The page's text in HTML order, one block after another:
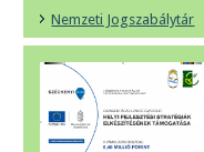
Nemzeti Jogszabálytár